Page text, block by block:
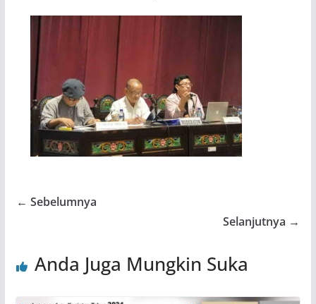
← Sebelumnya
Selanjutnya →
Anda Juga Mungkin Suka